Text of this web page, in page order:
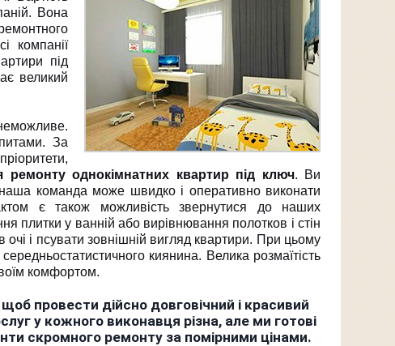
Вона
компанії
під
великий
За
ремонту однокімнатних квартир під ключ. Ви
команда може швидко і оперативно виконати
є також можливість звернутися до наших
плитки у ванній або вирівнювання полотков і стін
і псувати зовнішній вигляд квартири. При цьому
киянина. Велика розмаїтість
комфортом.
провести дійсно довговічний і красивий
у кожного виконавця різна, але ми готові
скромного ремонту за помірними цінами.